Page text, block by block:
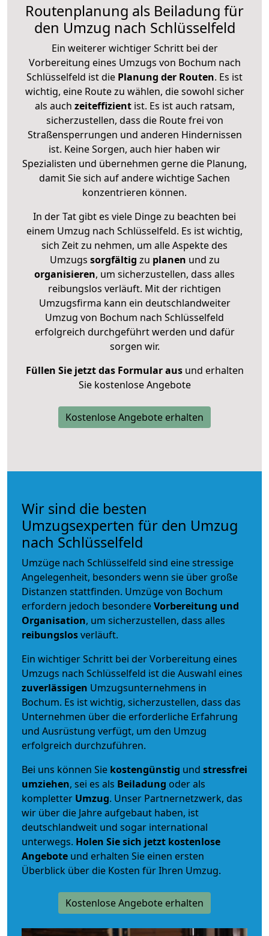
Routenplanung als Beiladung für
den Umzug nach Schlüsselfeld
Ein weiterer wichtiger Schritt bei der
Vorbereitung eines Umzugs von Bochum nach
Schlüsselfeld ist die Planung der Routen. Es ist
wichtig, eine Route zu wählen, die sowohl sicher
als auch zeiteffizientist. Es ist auch ratsam,
sicherzustellen, dass die Route frei von
Straßensperrungen und anderen Hindernissen
ist. Keine Sorgen, auch hier haben wir
Spezialisten und übernehmen gerne die Planung,
damit Sie sich auf andere wichtige Sachen
konzentrieren können.
In der Tat gibt es viele Dinge zu beachten bei
einem Umzug nach Schlüsselfeld. Es ist wichtig,
sich Zeit zu nehmen, um alle Aspekte des
Umzugs sorgfältig zu planen und zu
organisieren, um sicherzustellen, dass alles
reibungslos verläuft. Mit der richtigen
Umzugsfirma kann ein deutschlandweiter
Umzug von Bochum nach Schlüsselfeld
erfolgreich durchgeführt werden und dafür
sorgen wir.
Füllen Sie jetzt das Formular ausund erhalten
Sie kostenlose Angebote
Kostenlose Angebote erhalten
Wir sind die besten
Umzugsexperten für den Umzug
nach Schlüsselfeld
Umzüge nach Schlüsselfeld sind eine stressige
Angelegenheit, besonders wenn sie über große
Distanzen stattfinden. Umzüge von Bochum
erfordern jedoch besondereVorbereitung und
Organisation, um sicherzustellen, dass alles
reibungslosverläuft.
Ein wichtiger Schritt bei der Vorbereitung eines
Umzugs nach Schlüsselfeld ist die Auswahl eines
zuverlässigen Umzugsunternehmens in
Bochum. Es ist wichtig, sicherzustellen, dass das
Unternehmen über die erforderliche Erfahrung
und Ausrüstung verfügt, um den Umzug
erfolgreich durchzuführen.
Bei uns können Sie kostengünstig und stressfrei
umziehen, sei es als Beiladung oder als
kompletter Umzug. Unser Partnernetzwerk, das
wir über die Jahre aufgebaut haben, ist
deutschlandweit und sogar international
unterwegs. Holen Sie sich jetzt kostenlose
Angebote und erhalten Sie einen ersten
Überblick über die Kosten für Ihren Umzug.
Kostenlose Angebote erhalten